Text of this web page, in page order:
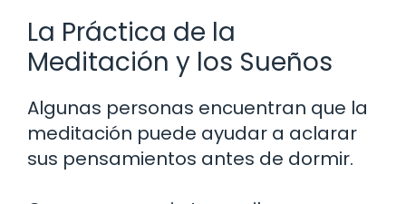
La Práctica de la
Meditación y los Sueños
Algunas personas encuentran que la
meditación puede ayudar a aclarar
sus pensamientos antes de dormir.